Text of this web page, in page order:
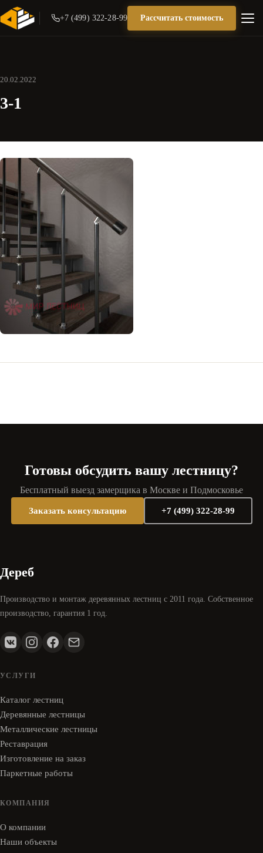
+7 (499) 322-28-99 Рассчитать стоимость
20.02.2022
3-1
Готовы обсудить вашу лестницу?
Бесплатный выезд замерщика в Москве и Подмосковье
Заказать консультацию +7 (499) 322-28-99
Дереб
Производство и монтаж деревянных лестниц с 2011 года. Собственное
производство, гарантия 1 год.
УСЛУГИ
Каталог лестниц
Деревянные лестницы
Металлические лестницы
Реставрация
Изготовление на заказ
Паркетные работы
КОМПАНИЯ
О компании
Наши объекты